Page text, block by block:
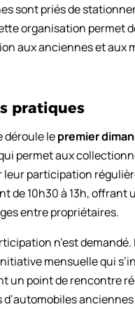
sont priés de
organisation permet
aux anciennes et aux
pratiques
déroule lepremier
permet aux
leur participation
de 10h30 à 13h, offrant
entre propriétaires.
n’est demandé.
mensuelle qui
un point de rencontre